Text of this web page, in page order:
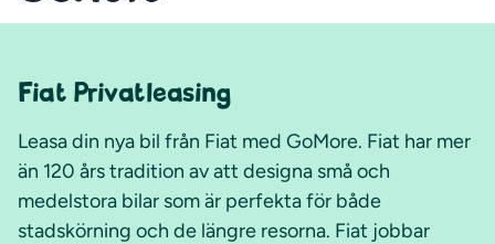
Fiat Privatleasing
Leasa din nya bil från Fiat med GoMore. Fiat har mer
än 120 års tradition av att designa små och
medelstora bilar som är perfekta för både
stadskörning och de längre resorna. Fiat jobbar